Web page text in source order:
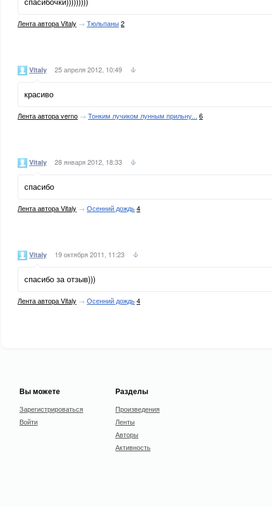
Лента автора Vitaly → Тюльпаны2
Vitaly 25 апреля 2012, 10:49
красиво
Лента автора verno → Тонким лучиком лунным прильну... 6
Vitaly 28 января 2012, 18:33
спасибо
Лента автора Vitaly → Осенний дождь4
Vitaly 19 октября 2011, 11:23
спасибо за отзыв)))
Лента автора Vitaly → Осенний дождь4
Вы можете
Зарегистрироваться
Войти
Разделы
Произведения
Ленты
Авторы
Активность